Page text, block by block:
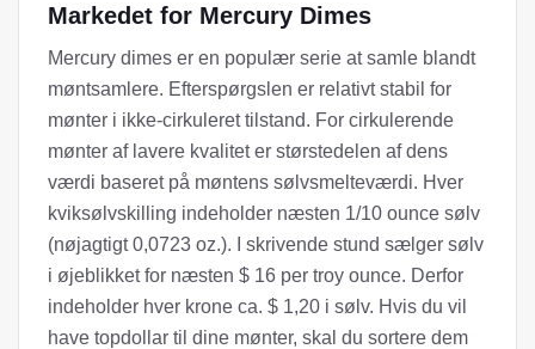
Markedet for Mercury Dimes
Mercury dimes er en populær serie at samle blandt
møntsamlere. Efterspørgslen er relativt stabil for
mønter i ikke-cirkuleret tilstand. For cirkulerende
mønter af lavere kvalitet er størstedelen af ​​dens
værdi baseret på møntens sølvsmelteværdi. Hver
kviksølvskilling indeholder næsten 1/10 ounce sølv
(nøjagtigt 0,0723 oz.). I skrivende stund sælger sølv
i øjeblikket for næsten $ 16 per troy ounce. Derfor
indeholder hver krone ca. $ 1,20 i sølv. Hvis du vil
have topdollar til dine mønter, skal du sortere dem